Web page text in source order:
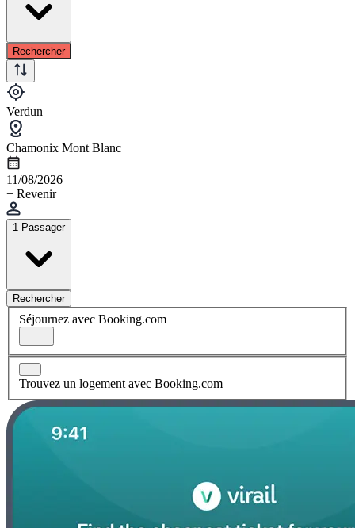
Rechercher
Verdun
Chamonix Mont Blanc
11/08/2026
+ Revenir
1 Passager
Rechercher
Séjournez avec Booking.com
Trouvez un logement avec Booking.com